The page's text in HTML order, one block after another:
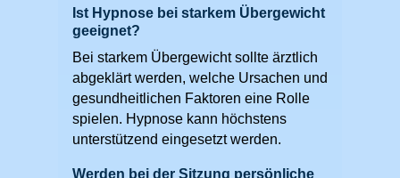
Ist Hypnose bei starkem Übergewicht
geeignet?
Bei starkem Übergewicht sollte ärztlich
abgeklärt werden, welche Ursachen und
gesundheitlichen Faktoren eine Rolle
spielen. Hypnose kann höchstens
unterstützend eingesetzt werden.
Werden bei der Sitzung persönliche